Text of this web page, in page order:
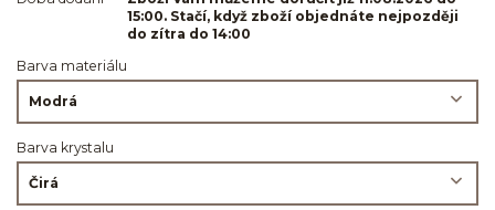
15:00. Stačí, když zboží objednáte nejpozději
do zítra do 14:00
Barva materiálu
Barva krystalu